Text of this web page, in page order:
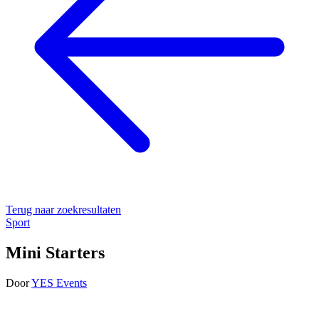
Terug naar zoekresultaten
Sport
Mini Starters
DoorYES Events